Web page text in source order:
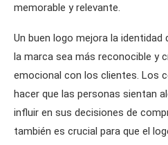
memorable y relevante.
Un buen logo mejora la identidad
la marca sea más reconocible y
emocional con los clientes. Los
hacer que las personas sientan
influir en sus decisiones de
también es crucial para que el